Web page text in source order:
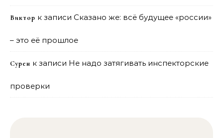
Виктор к записи Сказано же: всё будущее «россии»
– это её прошлое
Сурен к записи Не надо затягивать инспекторские
проверки